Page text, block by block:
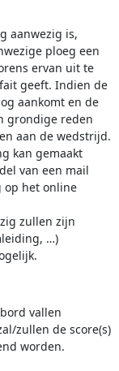
aanwezig is,
ploeg een
ervan uit te
geeft. Indien de
aankomt en de
grondige reden
aan de wedstrijd.
kan gemaakt
van een mail
op het online
zullen zijn
…)
vallen
zullen de score(s)
worden.